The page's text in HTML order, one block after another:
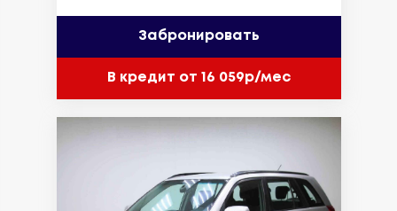
Забронировать
В кредит от 16 059р/мес